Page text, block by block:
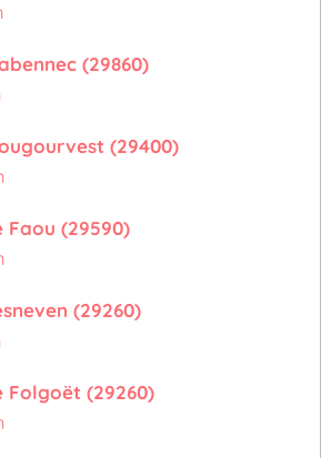
(29860)
(29400)
Faou (29590)
(29260)
Folgoët (29260)